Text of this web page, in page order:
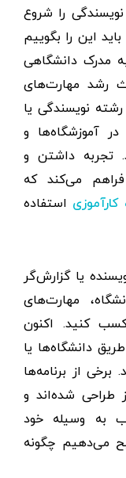
را شروع
این را بگوییم
مدرک دانشگاهی
رشد مهارت‌های
نویسندگی یا
آموزشگاه‌ها و
تجربه داشتن و
فراهم می‌کند که
کارآموزی استفاده
یا گزارش‌گر
مهارت‌های
کنید. اکنون
دانشگاه‌ها یا
برخی از برنامه‌ها
طراحی شده‌اند و
به وسیله خود
می‌دهیم چگونه